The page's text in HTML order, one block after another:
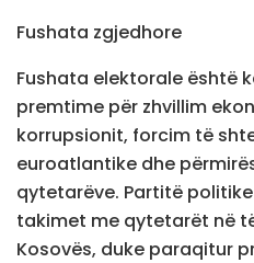
Fushata zgjedhore
Fushata elektorale është
premtime për zhvillim
korrupsionit, forcim të
euroatlantike dhe
qytetarëve. Partitë
takimet me qytetarët në
Kosovës, duke paraqitur